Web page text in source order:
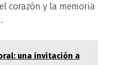
corazón y la memoria
una invitación a